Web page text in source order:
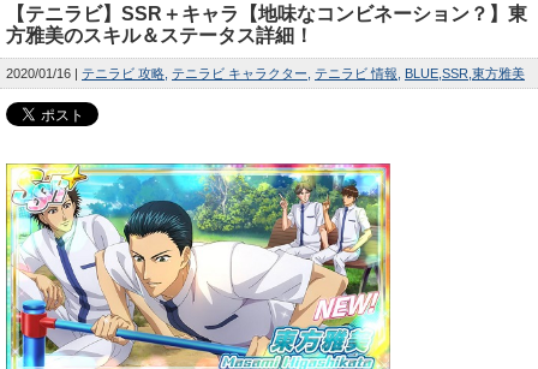
【テニラビ】SSR＋キャラ【地味なコンビネーション？】東
方雅美のスキル＆ステータス詳細！
2020/01/16 テニラビ 攻略 テニラビ キャラクター テニラビ 情報 BLUE SSR 東方雅美